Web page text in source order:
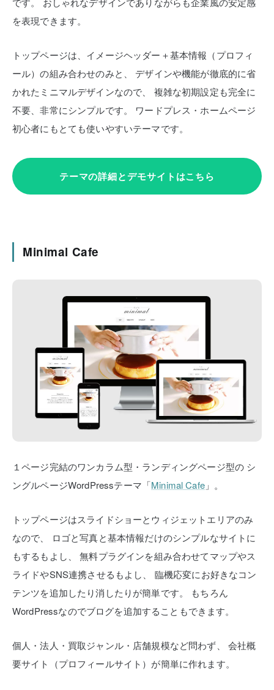
を表現できます。
トップページは、イメージヘッダー＋基本情報（プロフィ
ール）の組み合わせのみと、
デザインや機能が徹底的に省
かれたミニマルデザインなので、
複雑な初期設定も完全に
不要、非常にシンプルです。
ワードプレス・ホームページ
初心者にもとても使いやすいテーマです。
テーマの詳細とデモサイトはこちら
Minimal Cafe
１ページ完結のワンカラム型・ランディングページ型の シ
ングルページWordPressテーマ「Minimal Cafe」。
トップページはスライドショーとウィジェットエリアのみ
なので、
ロゴと写真と基本情報だけのシンプルなサイトに
もするもよし、
無料プラグインを組み合わせてマップやス
ライドやSNS連携させるもよし、
臨機応変にお好きなコン
テンツを追加したり消したりが簡単です。
もちろん
WordPressなのでブログを追加することもできます。
個人・法人・買取ジャンル・店舗規模など問わず、
会社概
要サイト（プロフィールサイト）が簡単に作れます。